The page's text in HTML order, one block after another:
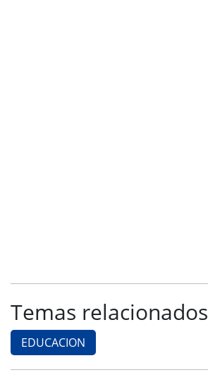
Temas relacionados
EDUCACION